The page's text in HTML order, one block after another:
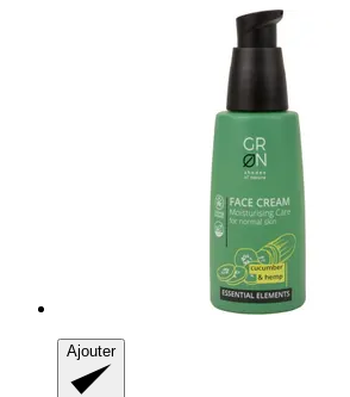
Ajouter